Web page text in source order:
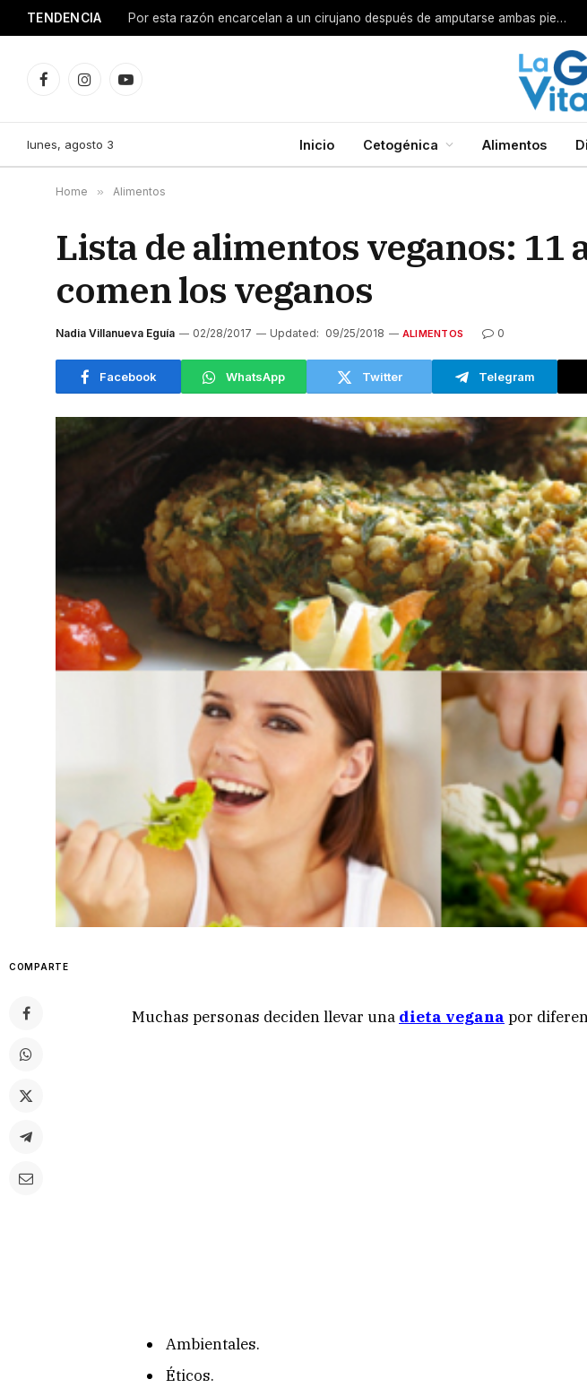
TENDENCIA Por esta razón encarcelan a un cirujano después de amputarse ambas piernas
FacebookInstagramYouTube
lunes, agosto 3 Inicio Cetogénica Alimentos
Home » Alimentos
Lista de alimentos veganos: 11
comen los veganos
Nadia Villanueva Eguía 02/28/2017 Updated: 09/25/2018 ALIMENTOS 0
Facebook WhatsApp Twitter Telegram
COMPARTE
Muchas personas deciden llevar una dieta vegana por
Ambientales.
Éticos.